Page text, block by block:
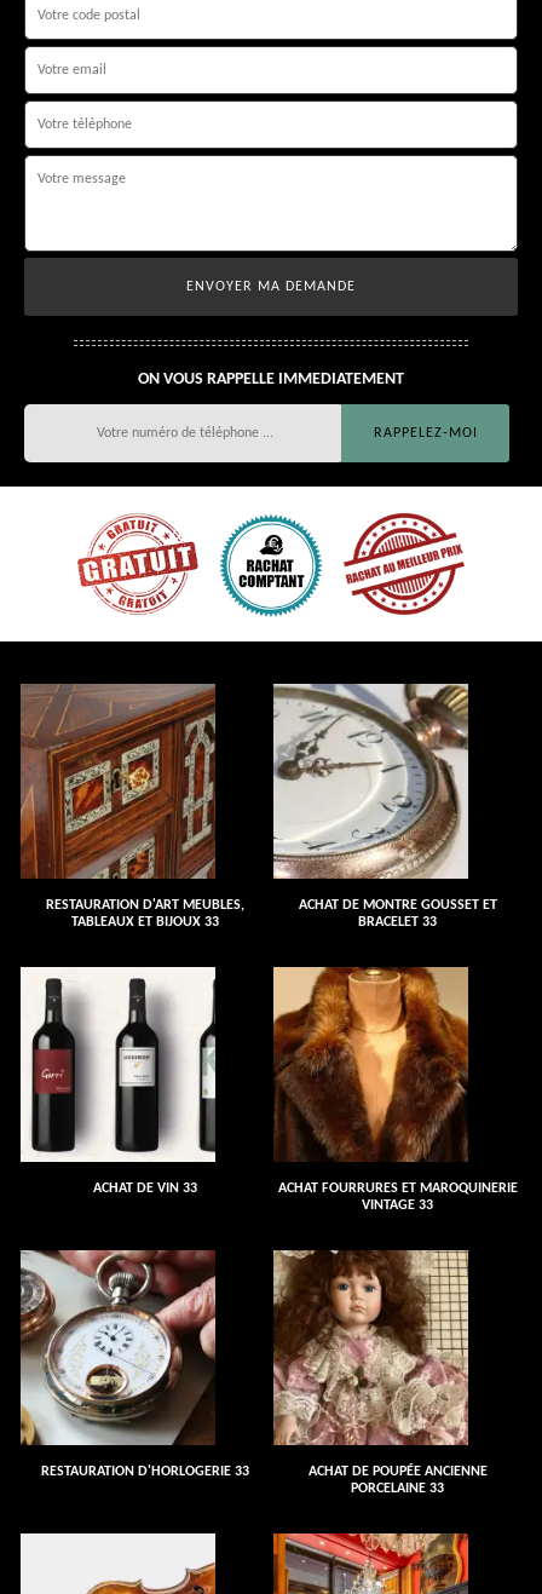
ON VOUS RAPPELLE IMMEDIATEMENT
RESTAURATION D'ART MEUBLES,
TABLEAUX ET BIJOUX 33
ACHAT DE MONTRE GOUSSET ET
BRACELET 33
ACHAT DE VIN 33
ACHAT FOURRURES ET MAROQUINERIE
VINTAGE 33
RESTAURATION D'HORLOGERIE 33
ACHAT DE POUPÉE ANCIENNE
PORCELAINE 33